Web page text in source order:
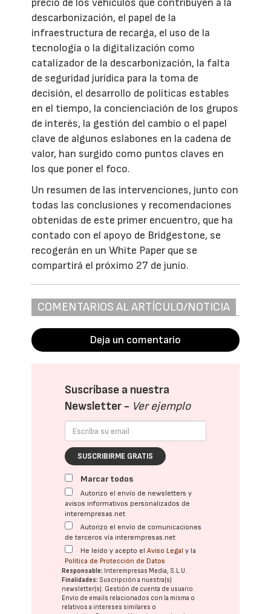
precio de los vehículos que contribuyen a la
descarbonización, el papel de la
infraestructura de recarga, el uso de la
tecnología o la digitalización como
catalizador de la descarbonización, la falta
de seguridad jurídica para la toma de
decisión, el desarrollo de políticas estables
en el tiempo, la concienciación de los grupos
de interés, la gestión del cambio o el papel
clave de algunos eslabones en la cadena de
valor, han surgido como puntos claves en
los que poner el foco.
Un resumen de las intervenciones, junto con
todas las conclusiones y recomendaciones
obtenidas de este primer encuentro, que ha
contado con el apoyo de Bridgestone, se
recogerán en un White Paper que se
compartirá el próximo 27 de junio.
COMENTARIOS AL ARTÍCULO/NOTICIA
Deja un comentario
Suscríbase a nuestra
Newsletter - Ver ejemplo
SUSCRIBIRME GRATIS
Marcar todos
Autorizo el envío de newsletters y
avisos informativos personalizados de
interempresas.net
Autorizo el envío de comunicaciones
de terceros vía interempresas.net
He leído y acepto elAviso Legal y la
Política de Protección de Datos
Responsable: Interempresas Media, S.L.U.
Finalidades: Suscripción a nuestra(s)
newsletter(s). Gestión de cuenta de usuario.
Envío de emails relacionados con la misma o
relativos a intereses similares o